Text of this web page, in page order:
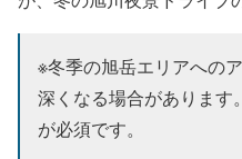
※冬季の旭岳エリアへの
深くなる場合があります
が必須です。